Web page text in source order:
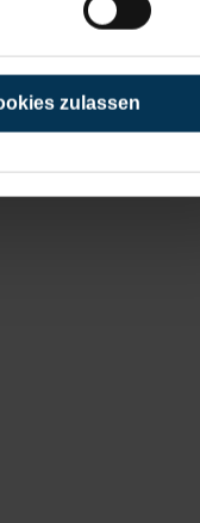
zulassen